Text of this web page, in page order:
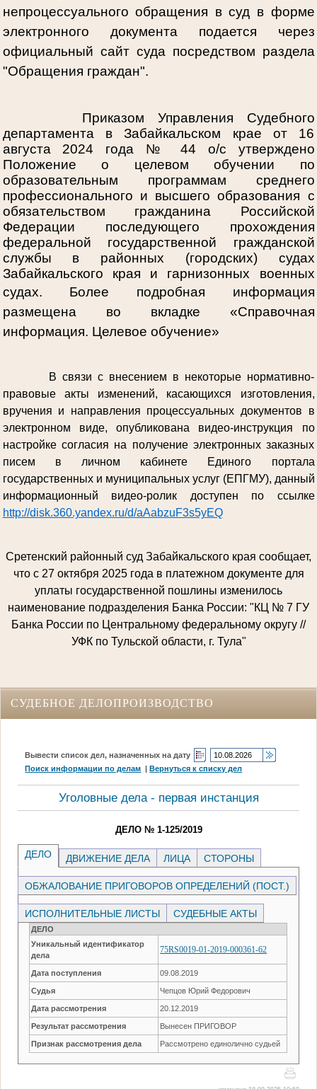
непроцессуального обращения в суд в форме
электронного документа подается через
официальный сайт суда посредством раздела
"Обращения граждан".
Приказом Управления Судебного
департамента в Забайкальском крае от 16
августа 2024 года № 44 о/с утверждено
Положение о целевом обучении по
образовательным программам среднего
профессионального и высшего образования с
обязательством гражданина Российской
Федерации последующего прохождения
федеральной государственной гражданской
службы в районных (городских) судах
Забайкальского края и гарнизонных военных
судах. Более подробная информация
размещена во вкладке «Справочная
информация. Целевое обучение»
В связи с внесением в некоторые нормативно-
правовые акты изменений, касающихся изготовления,
вручения и направления процессуальных документов в
электронном виде, опубликована видео-инструкция по
настройке согласия на получение электронных заказных
писем в личном кабинете Единого портала
государственных и муниципальных услуг (ЕПГМУ), данный
информационный видео-ролик доступен по ссылке
http://disk.360.yandex.ru/d/aAabzuF3s5yEQ
Сретенский районный суд Забайкальского края сообщает,
что с 27 октября 2025 года в платежном документе для
уплаты государственной пошлины изменилось
наименование подразделения Банка России: "КЦ № 7 ГУ
Банка России по Центральному федеральному округу //
УФК по Тульской области, г. Тула"
СУДЕБНОЕ ДЕЛОПРОИЗВОДСТВО
Вывести список дел, назначенных на дату
Поиск информации по делам |Вернуться к списку дел
Уголовные дела - первая инстанция
ДЕЛО № 1-125/2019
ДЕЛО ДВИЖЕНИЕ ДЕЛА ЛИЦА СТОРОНЫ
ОБЖАЛОВАНИЕ ПРИГОВОРОВ ОПРЕДЕЛЕНИЙ (ПОСТ.)
ИСПОЛНИТЕЛЬНЫЕ ЛИСТЫ СУДЕБНЫЕ АКТЫ
ДЕЛО
Уникальный идентификатор
дела
75RS0019-01-2019-000361-62
Дата поступления 09.08.2019
Судья Чепцов Юрий Федорович
Дата рассмотрения 20.12.2019
Результат рассмотрения Вынесен ПРИГОВОР
Признак рассмотрения дела Рассмотрено единолично судьей